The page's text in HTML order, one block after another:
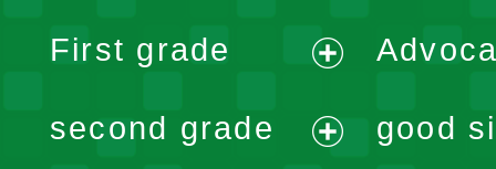
First grade
menu
second grade
good